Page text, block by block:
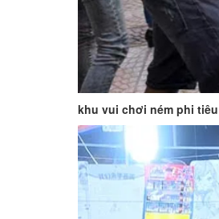
khu vui chơi ném phi tiêu